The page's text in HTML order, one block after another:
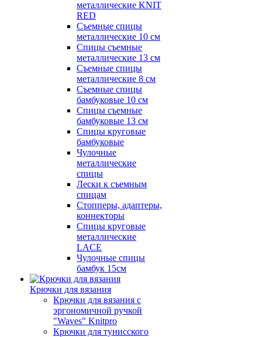
металлические KNIT
RED
Съемные спицы
металлические 10 см
Спицы съемные
металлические 13 см
Съемные спицы
металлические 8 см
Съемные спицы
бамбуковые 10 см
Спицы съемные
бамбуковые 13 см
Спицы круговые
бамбуковые
Чулочные
металлические
спицы
Лески к съемным
спицам
Стопперы, адаптеры,
коннекторы
Спицы круговые
металлические
LACE
Чулочные спицы
бамбук 15см
Крючки для вязания
Крючки для вязания с
эргономичной ручкой
"Waves" Knitpro
Крючки для тунисского